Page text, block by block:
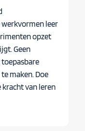
leer
opzet
Geen
maken. Doe
kracht van leren